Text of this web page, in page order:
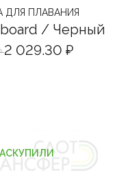
ДЛЯ ПЛАВАНИЯ
/ Черный
2 029.30 ₽